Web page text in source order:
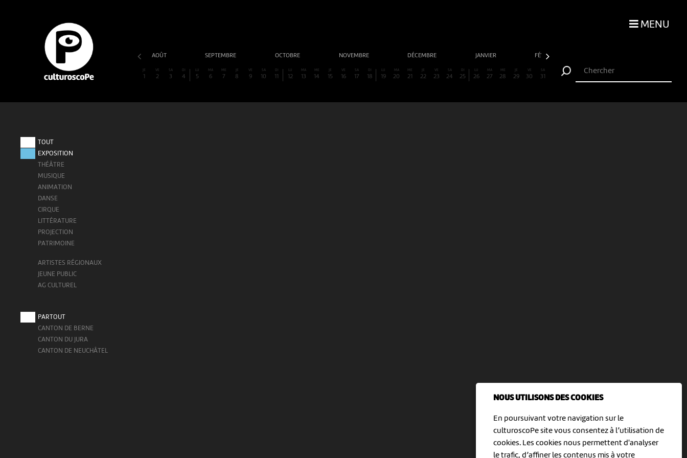
NOUS UTILISONS DES COOKIES
En poursuivant votre navigation sur le
culturoscoPe site vous consentez à l’utilisation de
cookies. Les cookies nous permettent d'analyser
le trafic, d’affiner les contenus mis à votre
MENU
AOÛT SEPTEMBRE OCTOBRE NOVEMBRE DÉCEMBRE JANVIER FÉVRIER
JE
1
VE
2
SA
3
DI
4
LU
5
MA
6
ME
7
JE
8
VE
9
SA
10
DI
11
LU
12
MA
13
ME
14
JE
15
VE
16
SA
17
DI
18
LU
19
MA
20
ME
21
JE
22
VE
23
SA
24
DI
25
LU
26
MA
27
ME
28
JE
29
VE
30
SA
31
TOUT
EXPOSITION
THÉÂTRE
MUSIQUE
ANIMATION
DANSE
CIRQUE
LITTÉRATURE
PROJECTION
PATRIMOINE
ARTISTES RÉGIONAUX
JEUNE PUBLIC
AG CULTUREL
PARTOUT
CANTON DE BERNE
CANTON DU JURA
CANTON DE NEUCHÂTEL